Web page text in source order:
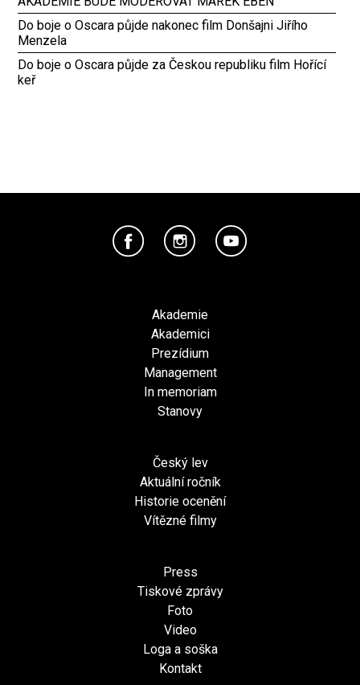
Do boje o Oscara půjde nakonec film Donšajni Jiřího
Menzela
Do boje o Oscara půjde za Českou republiku film Hořící
keř
Akademie
Akademici
Prezídium
Management
In memoriam
Stanovy
Český lev
Aktuální ročník
Historie ocenění
Vítězné filmy
Press
Tiskové zprávy
Foto
Video
Loga a soška
Kontakt